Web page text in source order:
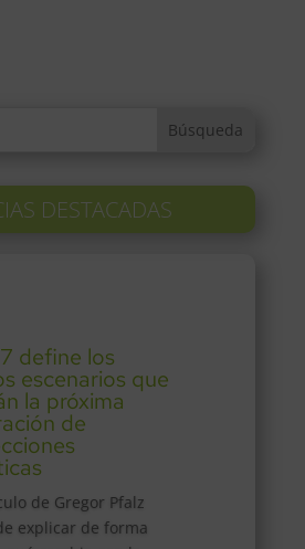
DESTACADAS
define los
escenarios que
la próxima
de
de Gregor Pfalz
explicar de forma